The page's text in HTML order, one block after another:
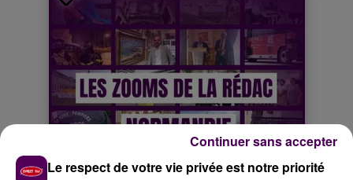
Le respect de votre vie privée est notre priorité
Continuer sans accepter